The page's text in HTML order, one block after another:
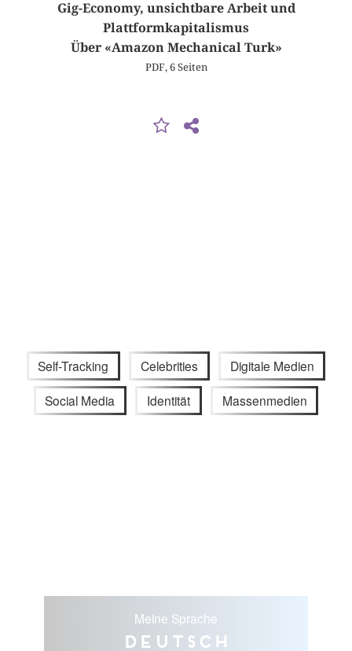
Gig-Economy, unsichtbare Arbeit und
Plattformkapitalismus
Über «Amazon Mechanical Turk»
PDF, 6 Seiten
Self-Tracking Celebrities Digitale Medien
Social Media Identität Massenmedien
Meine Sprache
Deutsch